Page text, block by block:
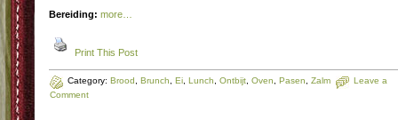
Bereiding: more…
Print This Post
Category: Brood Brunch Ei Lunch Ontbijt Oven Pasen Zalm
Leave a
Comment